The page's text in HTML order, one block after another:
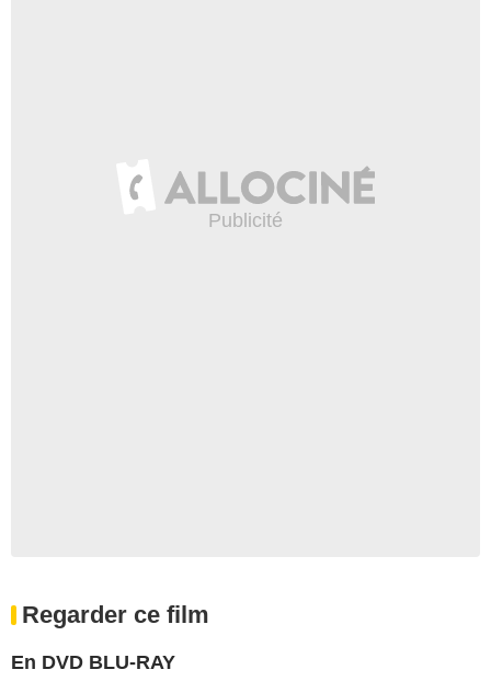
Regarder ce film
En DVD BLU-RAY